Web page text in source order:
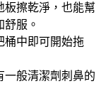
板擦乾淨，也能幫
服。
桶中即可開始拖
一般清潔劑刺鼻的